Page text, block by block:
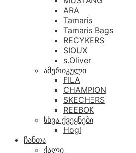
ARA
Tamaris
Tamaris Bags
RECYKERS
SIOUX
s.Oliver
ამერიკული
FILA
CHAMPION
SKECHERS
REEBOK
სხვა ქვეყნები
Hogl
ჩანთა
ქალი